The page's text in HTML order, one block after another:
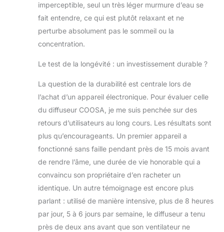
vous fournir un
remplacement ou
un remboursement
imperceptible, seul un très léger murmure d’eau se
fait entendre, ce qui est plutôt relaxant et ne
perturbe absolument pas le sommeil ou la
concentration.
Le test de la longévité : un investissement durable ?
La question de la durabilité est centrale lors de
l’achat d’un appareil électronique. Pour évaluer celle
du diffuseur COOSA, je me suis penchée sur des
retours d’utilisateurs au long cours. Les résultats sont
plus qu’encourageants. Un premier appareil a
fonctionné sans faille pendant près de 15 mois avant
de rendre l’âme, une durée de vie honorable qui a
convaincu son propriétaire d’en racheter un
identique. Un autre témoignage est encore plus
parlant : utilisé de manière intensive, plus de 8 heures
par jour, 5 à 6 jours par semaine, le diffuseur a tenu
près de deux ans avant que son ventilateur ne